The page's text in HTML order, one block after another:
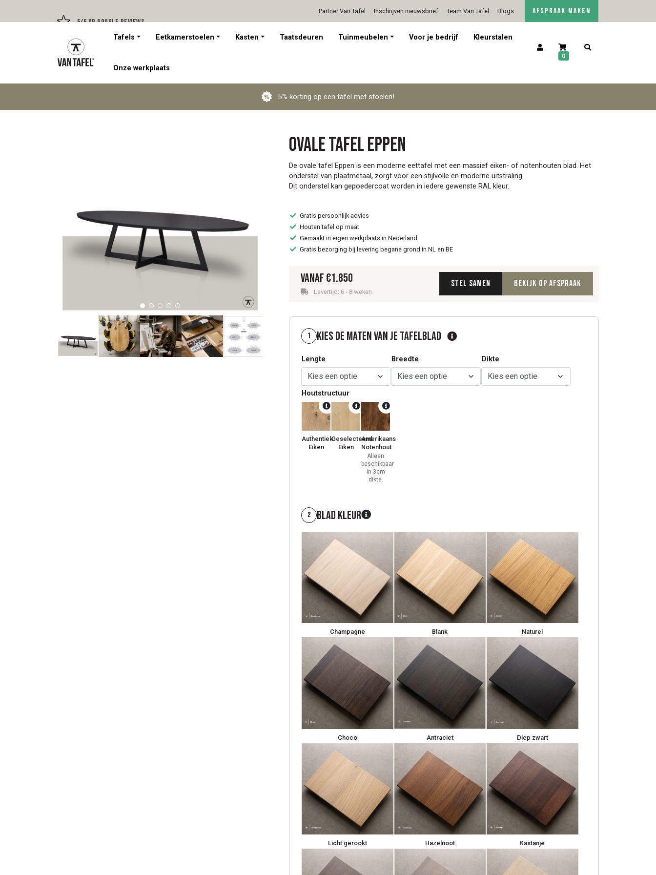
5/5 op Google Reviews Persoonlijk advies op afspraak 5/5 op Google Reviews
Partner Van Tafel Inschrijven nieuwsbrief Team Van Tafel Blogs
Contact
AFSPRAAK MAKEN
Tafels Eetkamerstoelen Kasten Taatsdeuren Tuinmeubelen Voor je bedrijf Kleurstalen
Onze werkplaats
0
5% korting op een tafel met stoelen!
Ovale tafel Eppen
De ovale tafel Eppen is een moderne eettafel met een massief eiken- of notenhouten blad. Het
onderstel van plaatmetaal, zorgt voor een stijlvolle en moderne uitstraling.
Dit onderstel kan gepoedercoat worden in iedere gewenste RAL kleur.
Gratis persoonlijk advies
Houten tafel op maat
Gemaakt in eigen werkplaats in Nederland
Gratis bezorging bij levering begane grond in NL en BE
Vanaf €1.850
Levertijd: 6 - 8 weken
Stel samen Bekijk op afspraak
1 Kies de maten van je tafelblad
Lengte Breedte Dikte
Houtstructuur
Authentiek
Eiken
Geselecteerd
Eiken
Amerikaans
Notenhout
Alleen
beschikbaar
in 3cm
dikte.
2 Blad kleur
Champagne Blank Naturel
Choco Antraciet Diep zwart
Licht gerookt Hazelnoot Kastanje